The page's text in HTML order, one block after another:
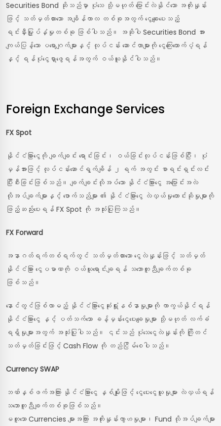
Securities Bond ဆိုသည်မှာ ပုံသေ သို့မဟုတ် ပြောင်းလဲနိုင်သော အတိုးနှုန်း
ဖြင့် သတ်မှတ်ထားသော အချိန်ကာလ တစ်ခုအတွက် ငွေချေးပေးသည့်
ရင်းနှီးမြှုပ်နှံမှုတစ်ခု ဖြစ်ပါသည်။ အဆိုပါ Securities Bond အား
ကျယ်ပြန့်သော ပရောဂျက်များနှင့် လုပ်ငန်း ဆောင်တာများကို ငွေကြေးထောက်ပံ့ရန်
နှင့် ရန်ပုံငွေရှာဖွေရန်အတွက် ဝယ်ယူနိုင်ပါသည်။
Foreign Exchange Services
FX Spot
နိုင်ငံခြားငွေကို ချက်ချင်း ရောင်းခြင်း၊ ဝယ်ခြင်းလုပ်ငန်းဖြစ်ပြီး၊ ပုံ
မှန်အားဖြင့် လုပ်ငန်းဆောင်ရွက်ချိန် ၂ ရက် အတွင်း စာရင်းရှင်းလင်း
ပြီးစီးခြင်းဖြစ်သည်။ ချက်ချင်းလိုအပ်သော နိုင်ငံခြားငွေ အပြောင်းအလဲ
လိုအပ်ချက်များနှင့် ဖောက်သည်များ ၏ နိုင်ငံခြားငွေ လဲလှယ်မှုတောင်းဆိုမှုများကို
ဖြည့်ဆည်းပေးရန် FX Spot ကို အသုံးပြုကြသည်။
FX Forward
အနာဂတ်ရက်တစ်ရက်တွင် သတ်မှတ်ထားသော ငွေလဲနှုန်းဖြင့် သတ်မှတ်
နိုင်ငံခြား ငွေပမာဏကို ဝယ်ယူရောင်းချရန် သဘောတူညီချက်တစ်ခု
ဖြစ်သည်။
နောင်တွင်ဖြစ်လာမည့် နိုင်ငံခြားငွေဆုံးရှုံးနစ်နာမှုများကို ကာကွယ်နိုင်ရန်
နိုင်ငံခြားငွေ နှင့် ပတ်သက်သော ခန့်မှန်းငွေပေးချေမှုများ သို့မဟုတ် လက်ခံ
ရရှိမှုများအတွက် အသုံးပြုပါသည်။ ၎င်းသည် ပုံသေငွေလဲနှုန်းကို ကြိုတင်
သတ်မှတ်ခြင်းဖြင့် Cash Flow ကို တည်ငြိမ်စေပါသည်။
Currency SWAP
ဘဏ်နှစ်ဖက်အကြား နိုင်ငံခြားငွေ နှစ်မျိုးဖြင့် ငွေပေးငွေယူမှုများ လဲလှယ်ရန်
သဘောတူညီချက်တစ်ခုဖြစ်သည်။
မတူသော Currencies များအကြား အတိုးနှုန်းကွာဟမှုများ၊ Fund လိုအပ်ချက်များ